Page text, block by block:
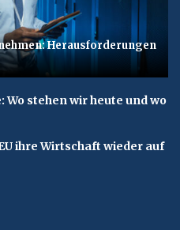
Herausforderungen
stehen wir heute und wo
ihre Wirtschaft wieder auf